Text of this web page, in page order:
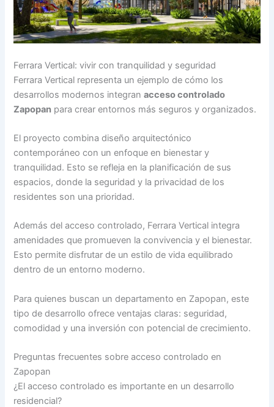
Ferrara Vertical: vivir con tranquilidad y seguridad
Ferrara Vertical representa un ejemplo de cómo los
desarrollos modernos integranacceso controlado
Zapopan para crear entornos más seguros y organizados.
El proyecto combina diseño arquitectónico
contemporáneo con un enfoque en bienestar y
tranquilidad. Esto se refleja en la planificación de sus
espacios, donde la seguridad y la privacidad de los
residentes son una prioridad.
Además del acceso controlado, Ferrara Vertical integra
amenidades que promueven la convivencia y el bienestar.
Esto permite disfrutar de un estilo de vida equilibrado
dentro de un entorno moderno.
Para quienes buscan un departamento en Zapopan, este
tipo de desarrollo ofrece ventajas claras: seguridad,
comodidad y una inversión con potencial de crecimiento.
Preguntas frecuentes sobre acceso controlado en
Zapopan
¿El acceso controlado es importante en un desarrollo
residencial?